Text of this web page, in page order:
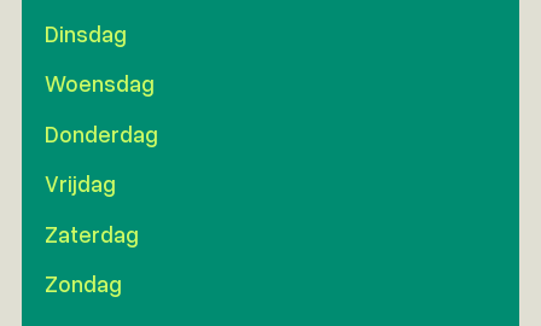
Dinsdag
Woensdag
Donderdag
Vrijdag
Zaterdag
Zondag